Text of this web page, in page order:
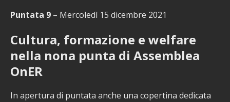
Puntata 9 – Mercoledì 15 dicembre 2021
Cultura, formazione e welfare
nella nona punta di Assemblea
OnER
In apertura di puntata anche una copertina dedicata